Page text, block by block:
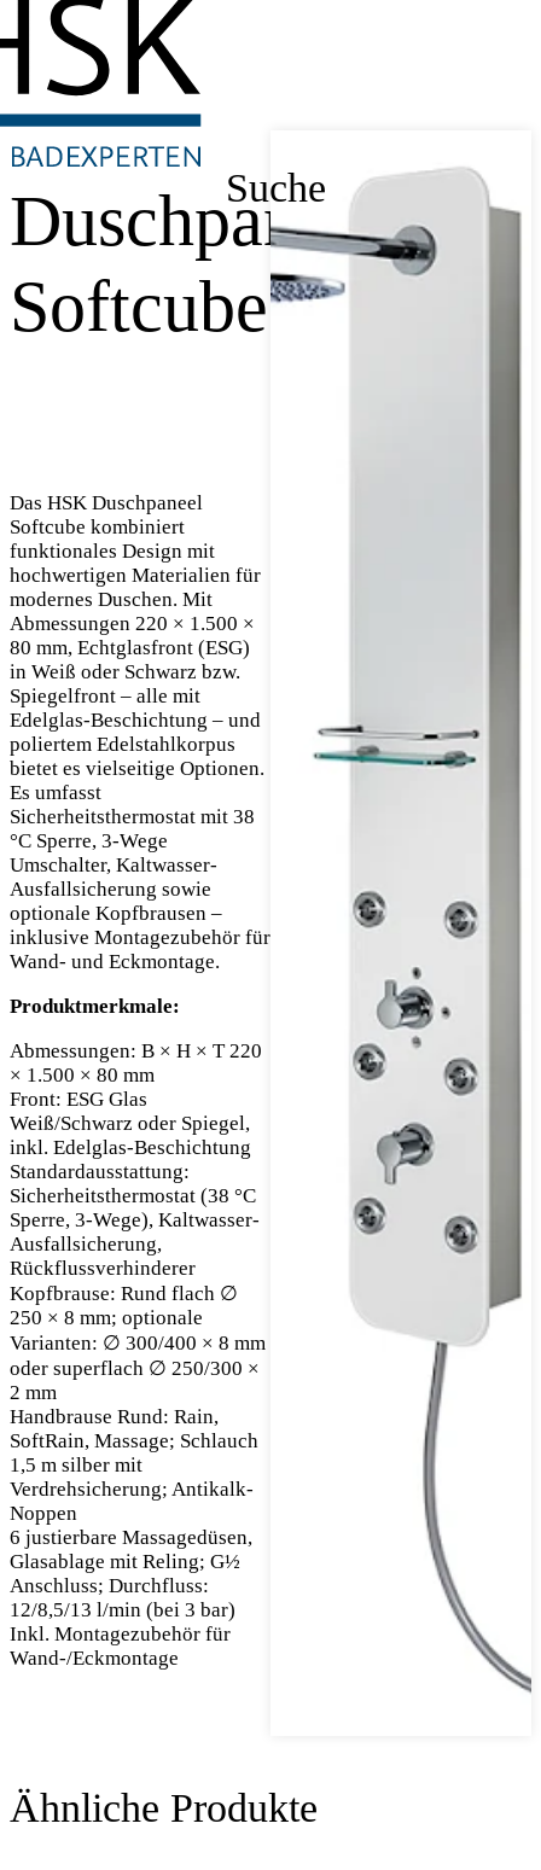
Suche
Duschpaneel
Softcube
Das HSK Duschpaneel
Softcube kombiniert
funktionales Design mit
hochwertigen Materialien für
modernes Duschen. Mit
Abmessungen 220 × 1.500 ×
80 mm, Echtglasfront (ESG)
in Weiß oder Schwarz bzw.
Spiegelfront – alle mit
Edelglas-Beschichtung – und
poliertem Edelstahlkorpus
bietet es vielseitige Optionen.
Es umfasst
Sicherheitsthermostat mit 38
°C Sperre, 3-Wege
Umschalter, Kaltwasser-
Ausfallsicherung sowie
optionale Kopfbrausen –
inklusive Montagezubehör für
Wand- und Eckmontage.
Produktmerkmale:
Abmessungen: B × H × T 220
× 1.500 × 80 mm
Front: ESG Glas
Weiß/Schwarz oder Spiegel,
inkl. Edelglas-Beschichtung
Standardausstattung:
Sicherheitsthermostat (38 °C
Sperre, 3-Wege), Kaltwasser-
Ausfallsicherung,
Rückflussverhinderer
Kopfbrause: Rund flach ∅
250 × 8 mm; optionale
Varianten: ∅ 300/400 × 8 mm
oder superflach ∅ 250/300 ×
2 mm
Handbrause Rund: Rain,
SoftRain, Massage; Schlauch
1,5 m silber mit
Verdrehsicherung; Antikalk-
Noppen
6 justierbare Massagedüsen,
Glasablage mit Reling; G½
Anschluss; Durchfluss:
12/8,5/13 l/min (bei 3 bar)
Inkl. Montagezubehör für
Wand-/Eckmontage
Ähnliche Produkte